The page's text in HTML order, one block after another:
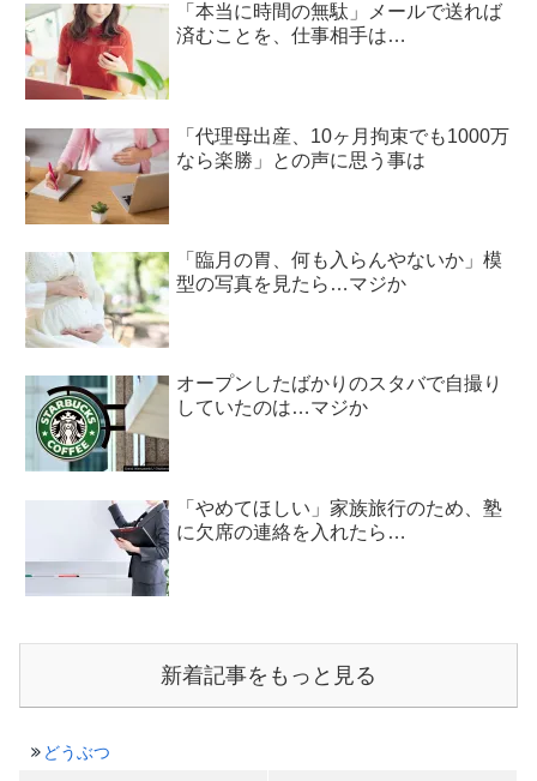
「本当に時間の無駄」メールで送れば
済むことを、仕事相手は…
「代理母出産、10ヶ月拘束でも1000万
なら楽勝」との声に思う事は
「臨月の胃、何も入らんやないか」模
型の写真を見たら…マジか
オープンしたばかりのスタバで自撮り
していたのは…マジか
「やめてほしい」家族旅行のため、塾
に欠席の連絡を入れたら…
新着記事をもっと見る
どうぶつ